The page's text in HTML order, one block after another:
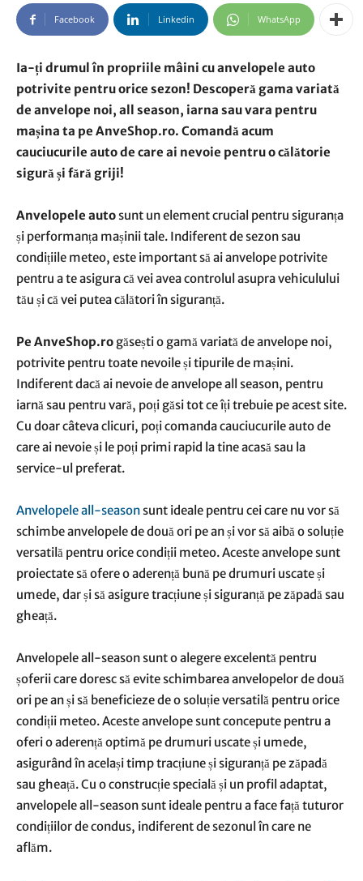
Facebook Linkedin WhatsApp
Ia-ți drumul în propriile mâini cu anvelopele auto
potrivite pentru orice sezon! Descoperă gama variată
de anvelope noi, all season, iarna sau vara pentru
mașina ta pe AnveShop.ro. Comandă acum
cauciucurile auto de care ai nevoie pentru o călătorie
sigură și fără griji!
Anvelopele autosunt un element crucial pentru siguranța
și performanța mașinii tale. Indiferent de sezon sau
condițiile meteo, este important să ai anvelope potrivite
pentru a te asigura că vei avea controlul asupra vehiculului
tău și că vei putea călători în siguranță.
Pe AnveShop.ro găsești o gamă variată de anvelope noi,
potrivite pentru toate nevoile și tipurile de mașini.
Indiferent dacă ai nevoie de anvelope all season, pentru
iarnă sau pentru vară, poți găsi tot ce îți trebuie pe acest site.
Cu doar câteva clicuri, poți comanda cauciucurile auto de
care ai nevoie și le poți primi rapid la tine acasă sau la
service-ul preferat.
Anvelopele all-seasonsunt ideale pentru cei care nu vor să
schimbe anvelopele de două ori pe an și vor să aibă o soluție
versatilă pentru orice condiții meteo. Aceste anvelope sunt
proiectate să ofere o aderență bună pe drumuri uscate și
umede, dar și să asigure tracțiune și siguranță pe zăpadă sau
gheață.
Anvelopele all-season sunt o alegere excelentă pentru
șoferii care doresc să evite schimbarea anvelopelor de două
ori pe an și să beneficieze de o soluție versatilă pentru orice
condiții meteo. Aceste anvelope sunt concepute pentru a
oferi o aderență optimă pe drumuri uscate și umede,
asigurând în același timp tracțiune și siguranță pe zăpadă
sau gheață. Cu o construcție specială și un profil adaptat,
anvelopele all-season sunt ideale pentru a face față tuturor
condițiilor de condus, indiferent de sezonul în care ne
aflăm.